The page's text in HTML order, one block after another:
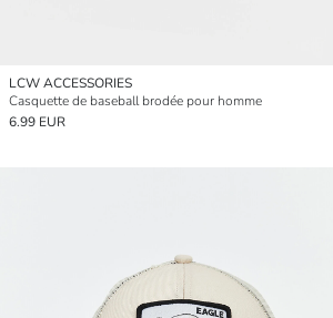
LCW ACCESSORIES
Casquette de baseball brodée pour homme
6.99 EUR